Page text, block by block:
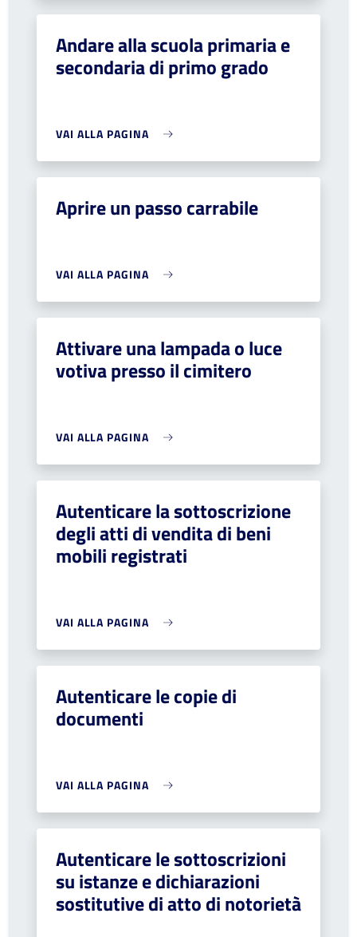
Andare alla scuola primaria e
secondaria di primo grado
VAI ALLA PAGINA
Aprire un passo carrabile
VAI ALLA PAGINA
Attivare una lampada o luce
votiva presso il cimitero
VAI ALLA PAGINA
Autenticare la sottoscrizione
degli atti di vendita di beni
mobili registrati
VAI ALLA PAGINA
Autenticare le copie di
documenti
VAI ALLA PAGINA
Autenticare le sottoscrizioni
su istanze e dichiarazioni
sostitutive di atto di notorietà